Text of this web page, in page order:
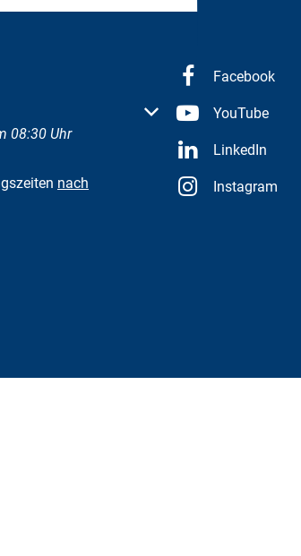
Öffnungs- oder Schließzeiten auszublenden
08:30 Uhr
nach
Facebook
YouTube
LinkedIn
Instagram